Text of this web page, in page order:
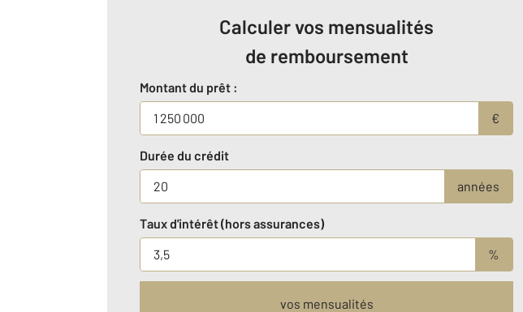
Calculer vos mensualités
de remboursement
Montant du prêt :
€
Durée du crédit
années
Taux d'intérêt (hors assurances)
%
vos mensualités